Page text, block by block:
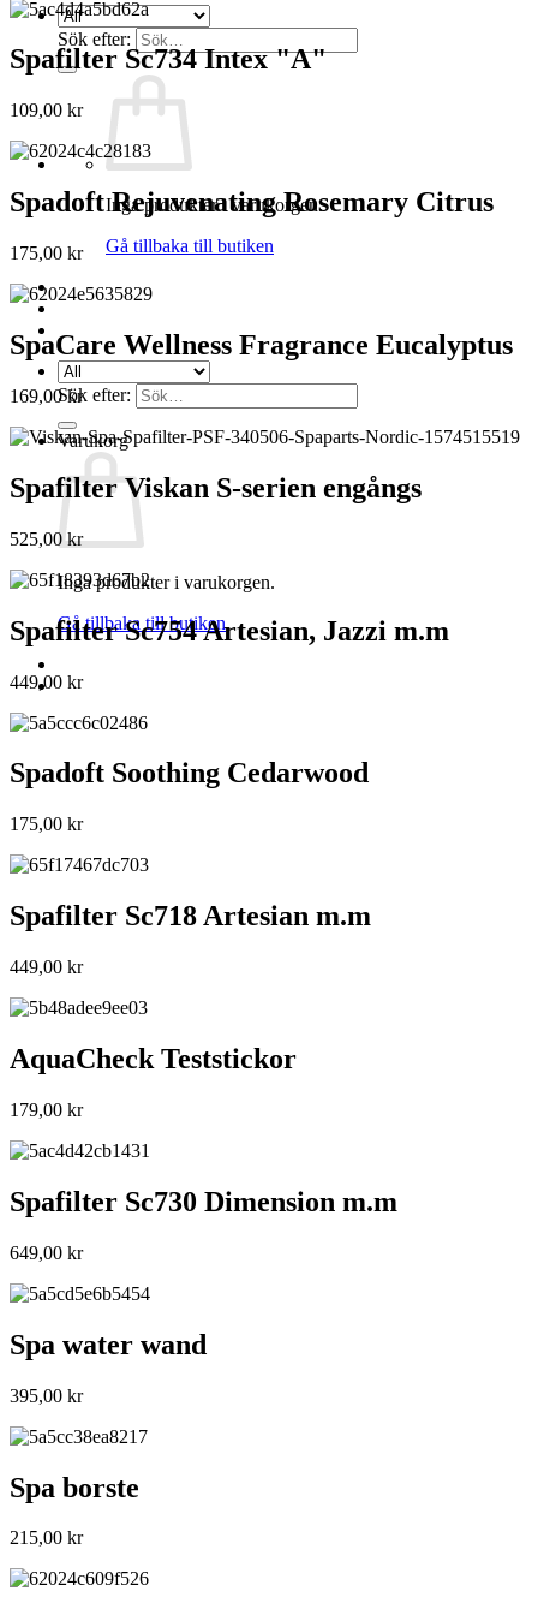
Sök efter:
Inga produkter i varukorgen.
Gå tillbaka till butiken
Sök efter:
Varukorg
Inga produkter i varukorgen.
Gå tillbaka till butiken
Spafilter Sc734 Intex "A"
109,00 kr
Spadoft Rejuvenating Rosemary Citrus
175,00 kr
SpaCare Wellness Fragrance Eucalyptus
169,00kr
Spafilter Viskan S-serien engångs
525,00kr
Spafilter Sc754 Artesian, Jazzi m.m
449,00 kr
Spadoft Soothing Cedarwood
175,00 kr
Spafilter Sc718 Artesian m.m
449,00 kr
AquaCheck Teststickor
179,00 kr
Spafilter Sc730 Dimension m.m
649,00 kr
Spa water wand
395,00 kr
Spa borste
215,00 kr